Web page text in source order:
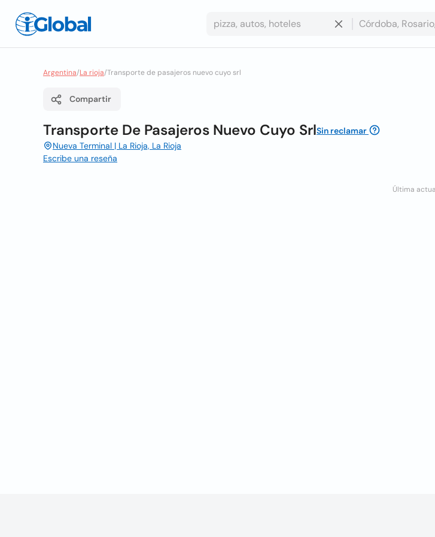
Argentina/La rioja/Transporte de pasajeros nuevo cuyo srl
Compartir
Transporte De Pasajeros Nuevo Cuyo SrlSin reclamar
Nueva Terminal | La Rioja, La Rioja
Escribe una reseña
Última